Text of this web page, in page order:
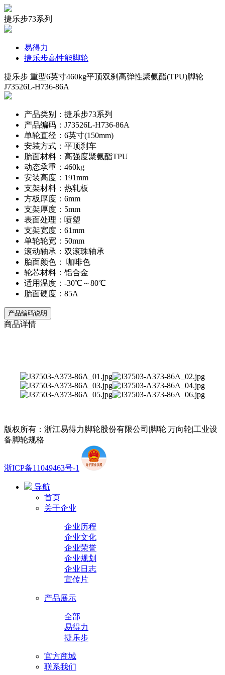
捷乐步73系列
易得力
捷乐步高性能脚轮
捷乐步 重型6英寸460kg平顶双刹高弹性聚氨酯(TPU)脚轮
J73526L-H736-86A
产品类别：捷乐步73系列
产品编码：J73526L-H736-86A
单轮直径：6英寸(150mm)
安装方式：平顶刹车
胎面材料：高强度聚氨酯TPU
动态承重：460kg
安装高度：191mm
支架材料：热轧板
方板厚度：6mm
支架厚度：5mm
表面处理：喷塑
支架宽度：61mm
单轮轮宽：50mm
滚动轴承：双滚珠轴承
胎面颜色： 咖啡色
轮芯材料：铝合金
适用温度：-30℃～80℃
胎面硬度：85A
产品编码说明
商品详情
版权所有：浙江易得力脚轮股份有限公司|脚轮|万向轮|工业设
备脚轮规格
浙ICP备11049463号-1
导航
首页
关于企业
企业历程
企业文化
企业荣誉
企业规划
企业日志
宣传片
产品展示
全部
易得力
捷乐步
官方商城
联系我们